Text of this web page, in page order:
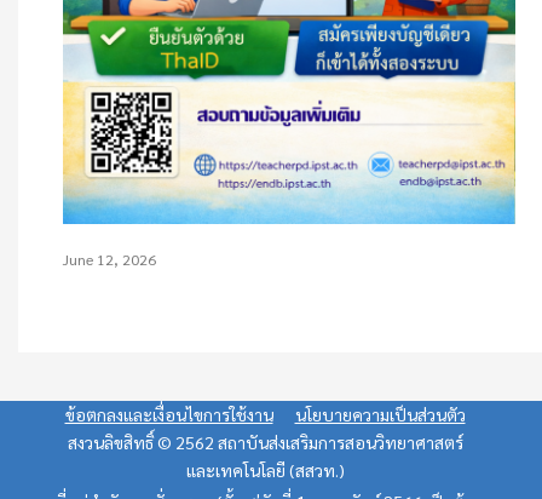
June 12, 2026
ข้อตกลงและเงื่อนไขการใช้งาน
นโยบายความเป็นส่วนตัว
สงวนลิขสิทธิ์ © 2562 สถาบันส่งเสริมการสอนวิทยาศาสตร์
และเทคโนโลยี (สสวท.)